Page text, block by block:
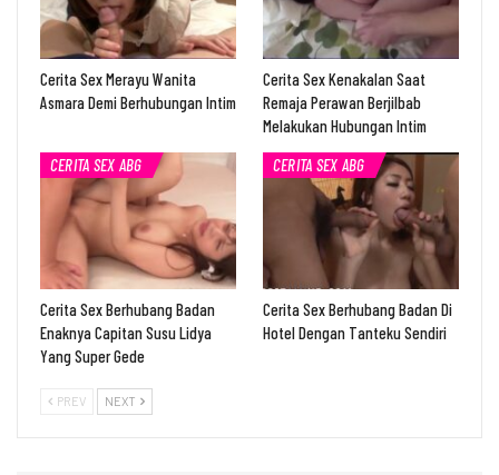
Cerita Sex Merayu Wanita
Asmara Demi Berhubungan Intim
Cerita Sex Kenakalan Saat
Remaja Perawan Berjilbab
Melakukan Hubungan Intim
CERITA SEX ABG
Cerita Sex Berhubang Badan
Enaknya Capitan Susu Lidya
Yang Super Gede
CERITA SEX ABG
Cerita Sex Berhubang Badan Di
Hotel Dengan Tanteku Sendiri
PREV NEXT